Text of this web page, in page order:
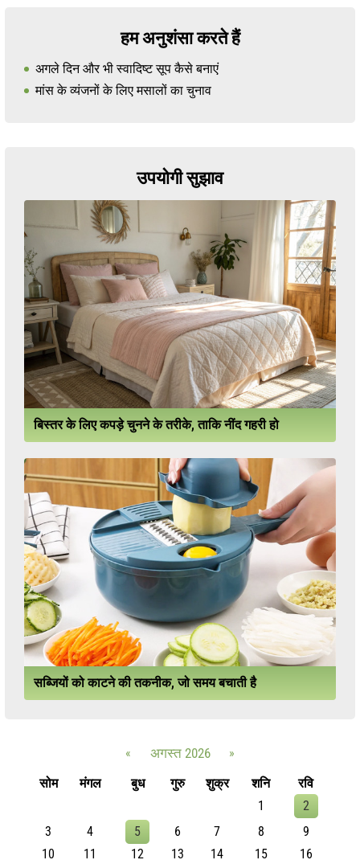
हम अनुशंसा करते हैं
अगले दिन और भी स्वादिष्ट सूप कैसे बनाएं
मांस के व्यंजनों के लिए मसालों का चुनाव
उपयोगी सुझाव
बिस्तर के लिए कपड़े चुनने के तरीके, ताकि नींद गहरी हो
सब्जियों को काटने की तकनीक, जो समय बचाती है
« अगस्त 2026
»
सोम
मंगल बुध गुरु शुक्र शनि
रवि
1
2
3
4 5 6 7 8
9
10
11 12 13 14 15
16